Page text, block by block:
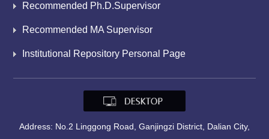
Recommended Ph.D.Supervisor
Recommended MA Supervisor
Institutional Repository Personal Page
Address: No.2 Linggong Road, Ganjingzi District, Dalian City,